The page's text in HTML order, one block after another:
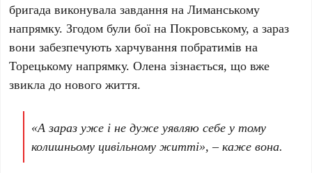
бригада виконувала завдання на Лиманському
напрямку. Згодом були бої на Покровському, а зараз
вони забезпечують харчування побратимів на
Торецькому напрямку. Олена зізнається, що вже
звикла до нового життя.
«А зараз уже і не дуже уявляю себе у тому
колишньому цивільному житті», – каже вона.